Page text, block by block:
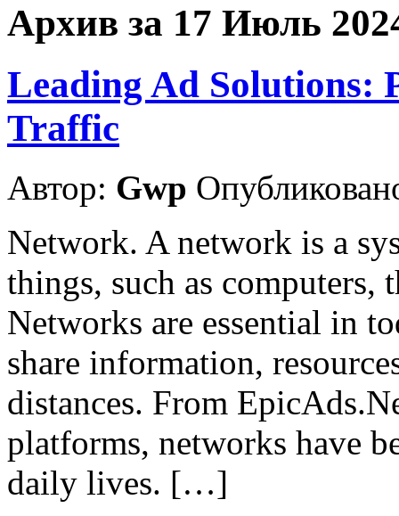
Архив за 17 Июль
Leading Ad Solutions:
Traffic
Автор: Gwp
Network. A network is a
things, such as computers,
Networks are essential in
share information,
distances. From
platforms, networks have
daily lives. […]